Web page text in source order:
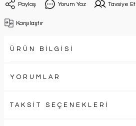
Paylaş Yorum Yaz Tavsiye Et
Karşılaştır
ÜRÜN BİLGİSİ
YORUMLAR
TAKSİT SEÇENEKLERİ